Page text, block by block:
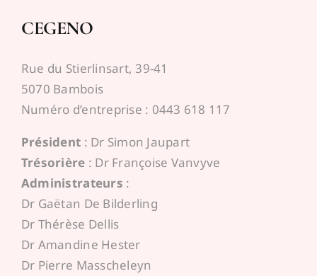
CEGENO
Rue du Stierlinsart, 39-41
5070 Bambois
Numéro d’entreprise : 0443 618 117
Président : Dr Simon Jaupart
Trésorière : Dr Françoise Vanvyve
Administrateurs :
Dr Gaëtan De Bilderling
Dr Thérèse Dellis
Dr Amandine Hester
Dr Pierre Masscheleyn